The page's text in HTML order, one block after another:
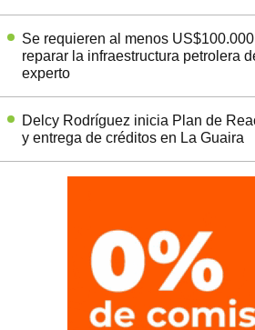
Se requieren al menos
reparar la infraestructura petrolera
experto
Delcy Rodríguez inicia Plan de
y entrega de créditos en La Guaira